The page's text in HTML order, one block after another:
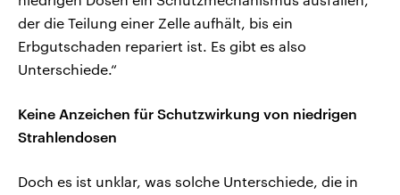
der die Teilung einer Zelle aufhält, bis ein
Erbgutschaden repariert ist. Es gibt es also
Unterschiede.“
Keine Anzeichen für Schutzwirkung von niedrigen
Strahlendosen
Doch es ist unklar, was solche Unterschiede, die in